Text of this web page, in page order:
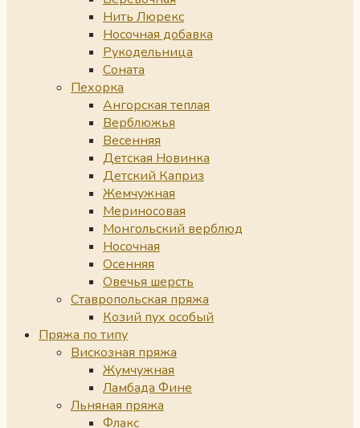
Нить Люрекс
Носочная добавка
Рукодельница
Соната
Пехорка
Ангорская теплая
Верблюжья
Весенняя
Детская Новинка
Детский Каприз
Жемчужная
Мериносовая
Монгольский верблюд
Носочная
Осенняя
Овечья шерсть
Ставропольская пряжа
Козий пух особый
Пряжа по типу
Вискозная пряжа
Жумчужная
Ламбада Фине
Льняная пряжа
Флакс